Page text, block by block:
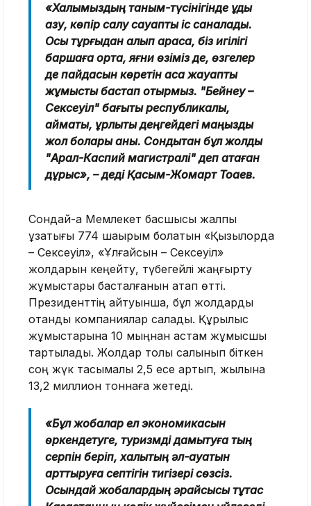
«Халқымыздың таным-түсінігінде құдық
қазу, көпір салу сауапты іс саналады.
Осы тұрғыдан алып қарасақ, біз игілігі
баршаға ортақ, яғни өзіміз де, өзгелер
де пайдасын көретін аса жауапты
жұмысты бастап отырмыз. "Бейнеу –
Сексеуіл" бағыты республикалық,
аймақтық, құрлықтық деңгейдегі маңызды
жол болары анық. Сондықтан бұл жолды
"Арал-Каспий магистралі" деп атаған
дұрыс», – деді Қасым-Жомарт Тоқаев.
Сондай-ақ Мемлекет басшысы жалпы
ұзақтығы 774 шақырым болатын «Қызылорда
– Сексеуіл», «Ұлғайсын – Сексеуіл»
жолдарын кеңейту, түбегейлі жаңғырту
жұмыстары басталғанын атап өтті.
Президенттің айтуынша, бұл жолдарды
отандық компаниялар салады. Құрылыс
жұмыстарына 10 мыңнан астам жұмысшы
тартылады. Жолдар толық салынып біткен
соң жүк тасымалы 2,5 есе артып, жылына
13,2 миллион тоннаға жетеді.
«Бұл жобалар ел экономикасын
өркендетуге, туризмді дамытуға тың
серпін беріп, халықтың әл-ауқатын
арттыруға септігін тигізері сөзсіз.
Осындай жобалардың әрқайсысы тұтас